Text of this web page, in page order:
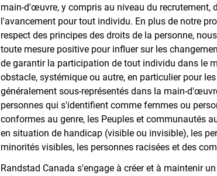
main-d'œuvre, y compris au niveau du recrutement,
l'avancement pour tout individu. En plus de notre
respect des principes des droits de la personne,
toute mesure positive pour influer sur les
de garantir la participation de tout individu dans le
obstacle, systémique ou autre, en particulier pour
généralement sous-représentés dans la main-
personnes qui s'identifient comme femmes ou
conformes au genre, les Peuples et communautés
en situation de handicap (visible ou invisible), les
minorités visibles, les personnes racisées et des
Randstad Canada s'engage à créer et à maintenir